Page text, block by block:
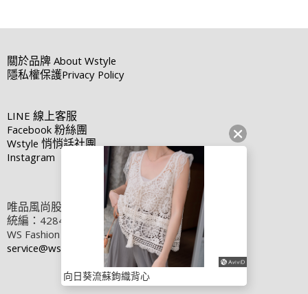
關於品牌About Wstyle
隱私權保護Privacy Policy
LINE線上客服
Facebook粉絲團
Wstyle悄悄話社團
Instagram
唯品風尚股份有限公司
統編：42848464
WS Fashion Group Co., Ltd.
service@wstyle.com.tw
向日葵流蘇鉤織背心